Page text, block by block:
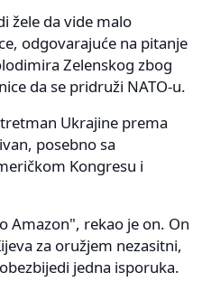
žele da vide malo
odgovarajuće na pitanje
Zelenskog zbog
da se pridruži NATO-u.
Ukrajine prema
posebno sa
Kongresu i
Amazon", rekao je on. On
za oružjem nezasitni,
jedna isporuka.